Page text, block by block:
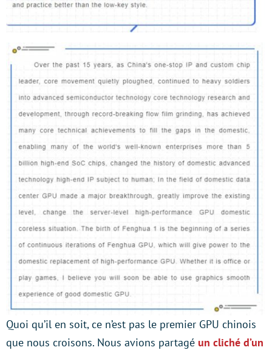
Quoi qu’il en soit, ce n’est pas le premier GPU chinois
que nous croisons. Nous avions partagé un cliché d’un